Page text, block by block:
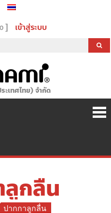
] เข้าสู่ระบบ
ะเทศไทย) จำกัด
ลูกลื่น
ปากกาลูกลื่น